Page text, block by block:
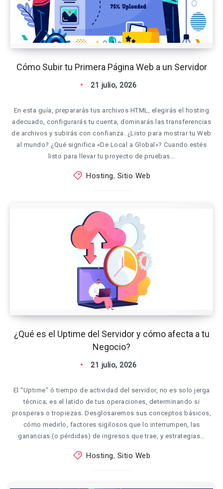
Cómo Subir tu Primera Página Web a un Servidor
21 julio, 2026
En esta guía, prepararás tus archivos HTML, elegirás el hosting
adecuado, configurarás tu cuenta, dominarás las transferencias
de archivos y subirás con confianza. ¿Listo para mostrar tu Web
al mundo? ¿Qué significa «De Local a Global»? Cuando estés
listo para llevar tu proyecto de pruebas…
Hosting, Sitio Web
¿Qué es el Uptime del Servidor y cómo afecta a tu
Negocio?
21 julio, 2026
El “Uptime” ó tiempo de actividad del servidor, no es solo jerga
técnica; es el latido de tus operaciones, determinando si
prosperas o tropiezas. Desglosaremos sus conceptos básicos,
cómo medirlo, factores sigilosos que lo interrumpen, las
ganancias (o pérdidas) de ingresos que trae, y estrategias…
Hosting, Sitio Web